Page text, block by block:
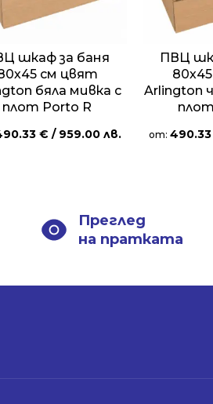
шкаф за баня
см цвят
бяла мивка с
плот Porto R
€ / 959.00 лв.
ПВЦ
Arlington
от: 490.33
Преглед
на пратката